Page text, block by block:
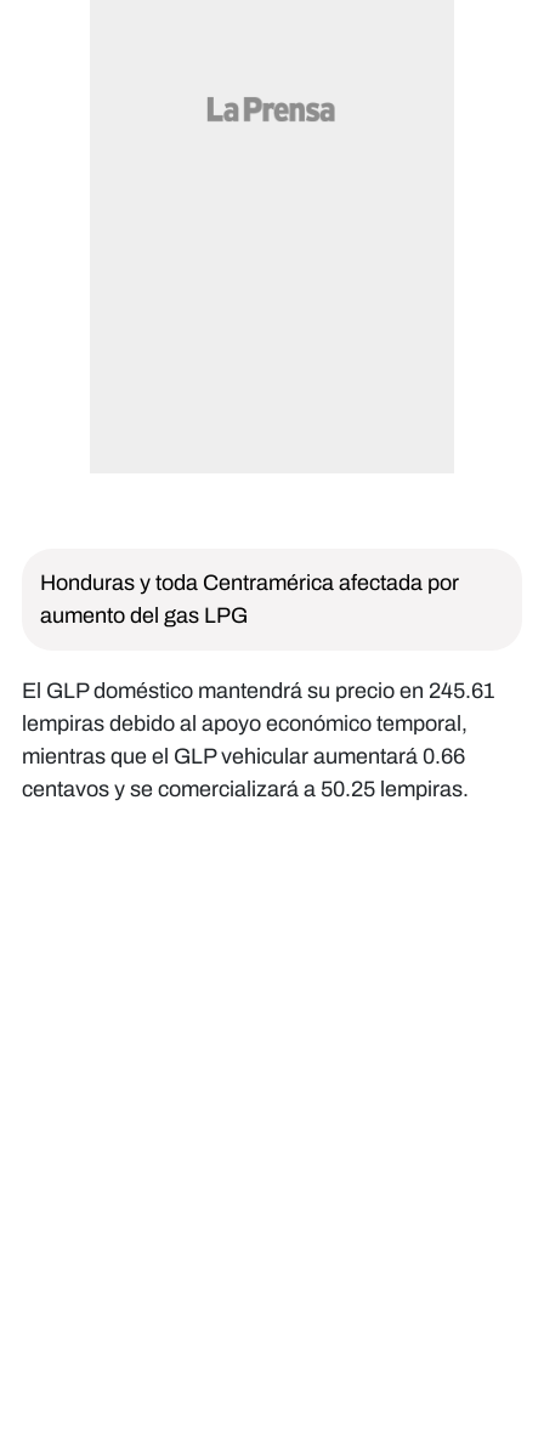
Honduras y toda Centramérica afectada por
aumento del gas LPG
El GLP doméstico mantendrá su precio en 245.61
lempiras debido al apoyo económico temporal,
mientras que el GLP vehicular aumentará 0.66
centavos y se comercializará a 50.25 lempiras.